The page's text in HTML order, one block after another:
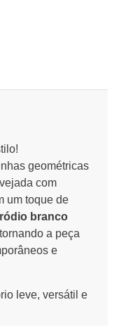
geométricas
com
um toque de
branco
a peça
e
leve, versátil e